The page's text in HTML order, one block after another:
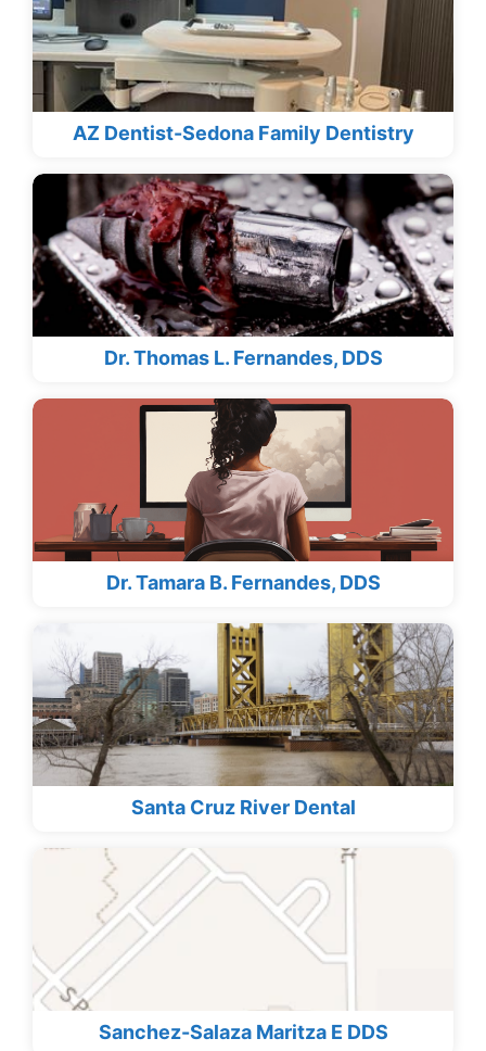
AZ Dentist-Sedona Family Dentistry
Dr. Thomas L. Fernandes, DDS
Dr. Tamara B. Fernandes, DDS
Santa Cruz River Dental
Sanchez-Salaza Maritza E DDS